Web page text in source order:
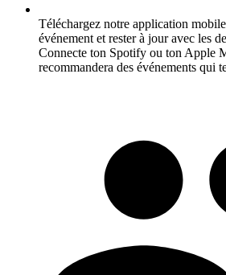
Téléchargez notre application
événement et rester à jour avec les
Connecte ton Spotify ou ton Apple
recommandera des événements qui